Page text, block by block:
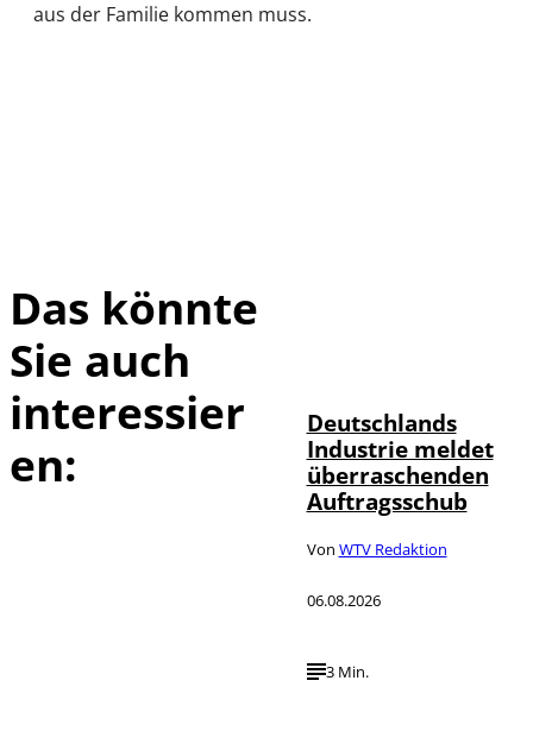
aus der Familie kommen muss.
Das könnte
Sie auch
interessier
en:
Deutschlands
Industrie meldet
überraschenden
Auftragsschub
Von WTV Redaktion
06.08.2026
3 Min.